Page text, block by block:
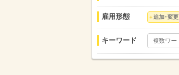
雇用形態 追加･変更
キーワード